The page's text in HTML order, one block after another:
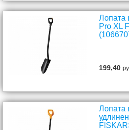
Лопата
Pro XL
199,40
Лопата